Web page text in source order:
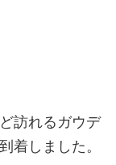
訪れるガウデ
着しました。